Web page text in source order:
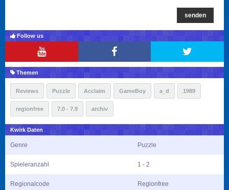
senden
Follow us
Themen
Reviews Puzzle Acclaim GameBoy a_d 1989
regionfree 7.0 - 7.9 archiv
Kwirk Daten
Genre Puzzle
Spieleranzahl 1 - 2
Regionalcode Regionfree